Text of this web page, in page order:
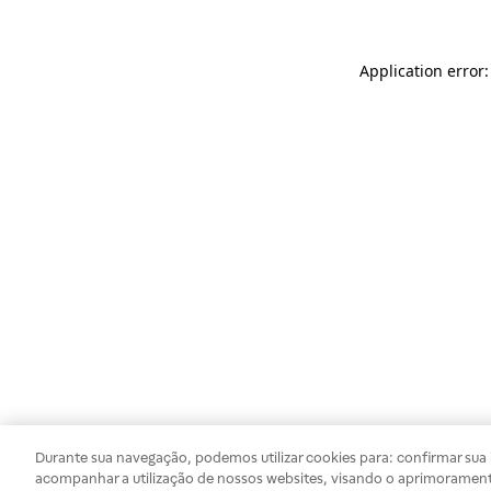
Application
Durante sua navegação, podemos utilizar cookies para: confirmar
acompanhar a utilização de nossos websites, visando o